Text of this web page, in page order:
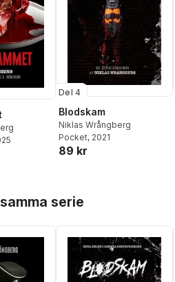
Del 4
Blodskam
Niklas Wrångberg
Pocket, 2021
89 kr
serie